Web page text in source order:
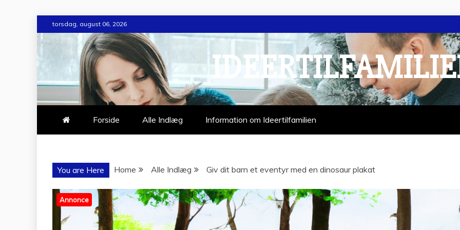
to
torsdag, august 06, 2026
Forside Alle Indlæg Information om Ideertilfamilien
You are Here Home Alle Indlæg Giv dit barn et eventyr med en dinosaur plakat
Annonce